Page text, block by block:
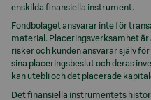
enskilda finansiella instrument.
Fondbolaget ansvarar inte för
material. Placeringsverksamhet
risker och kunden ansvarar själv
sina placeringsbeslut och deras
kan utebli och det placerade
Det finansiella instrumentets